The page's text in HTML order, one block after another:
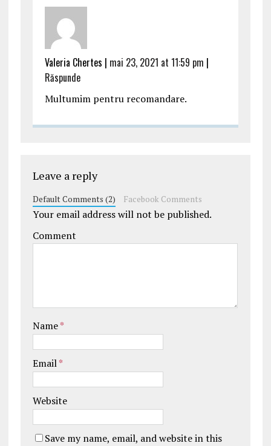
Valeria Chertes | mai 23, 2021 at 11:59 pm |
Răspunde
Multumim pentru recomandare.
Leave a reply
Default Comments (2) Facebook Comments
Your email address will not be published.
Comment
Name*
Email*
Website
Save my name, email, and website in this